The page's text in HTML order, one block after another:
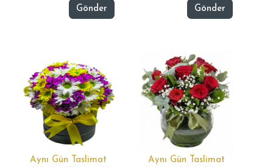
Gönder Gönder
Aynı Gün Taslimat Aynı Gün Taslimat